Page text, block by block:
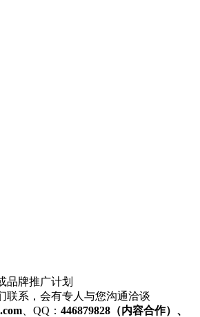
品牌推广计划
联系，会有专人与您沟通洽谈
、QQ： 446879828（内容合作）、